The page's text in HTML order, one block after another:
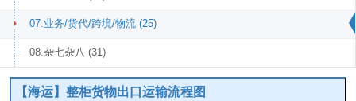
07.业务/货代/跨境/物流 (25)
08.杂七杂八 (31)
【海运】整柜货物出口运输流程图